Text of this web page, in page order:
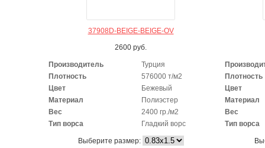
37908D-BEIGE-BEIGE-OV
2600 руб.
Производитель
Турция
Плотность
576000 т/м2
Цвет
Бежевый
Материал
Полиэстер
Вес
2400 гр./м2
Тип ворса
Гладкий ворс
Выберите размер:
Плотность
Цвет
Материал
Вес
Тип ворса